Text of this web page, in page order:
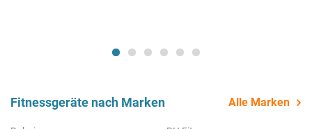
Fitnessgeräte nach Marken Alle Marken